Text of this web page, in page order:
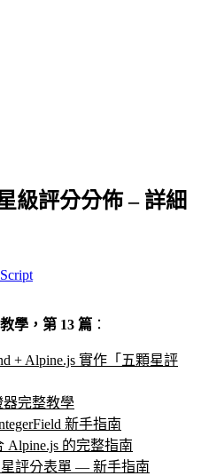
級評分分佈 – 詳細
學，第 13 篇 ：
+ Alpine.js 實作「五顆星評
器完整教學
新手指南
Alpine.js 的完整指南
評分表單 — 新手指南